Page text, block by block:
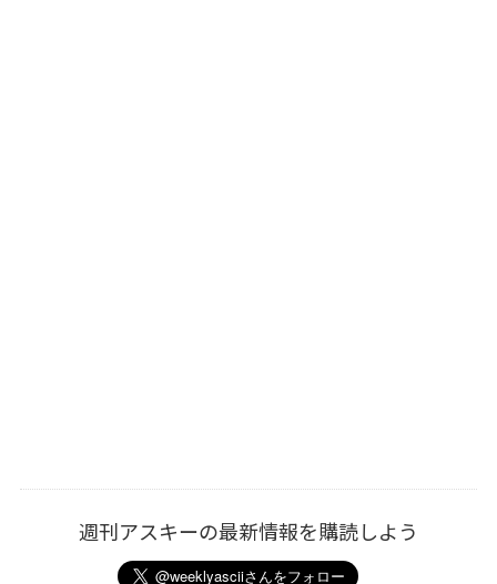
週刊アスキーの最新情報を購読しよう